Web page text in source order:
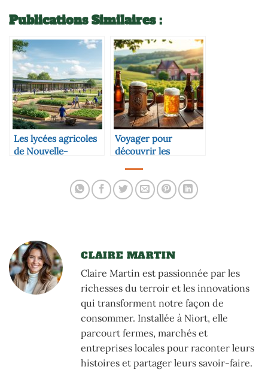
Publications Similaires :
Les lycées agricoles
de Nouvelle-
Voyager pour
découvrir les
CLAIRE MARTIN
Claire Martin est passionnée par les
richesses du terroir et les innovations
qui transforment notre façon de
consommer. Installée à Niort, elle
parcourt fermes, marchés et
entreprises locales pour raconter leurs
histoires et partager leurs savoir-faire.